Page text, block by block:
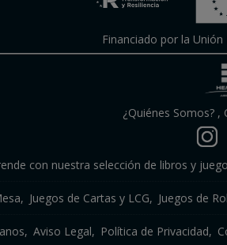
Financiado por la
¿Quiénes Somos? ,
con nuestra selección de libros y
Juegos de Cartas y LCG Juegos de Rol
Aviso Legal Política de Privacidad